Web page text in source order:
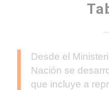
Desde el
Nación se
que incluye a